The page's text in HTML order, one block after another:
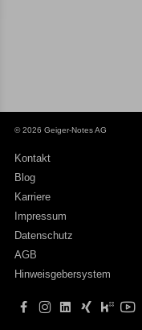
© 2026 Geiger-Notes AG
Kontakt
Blog
Karriere
Impressum
Datenschutz
AGB
Hinweisgebersystem